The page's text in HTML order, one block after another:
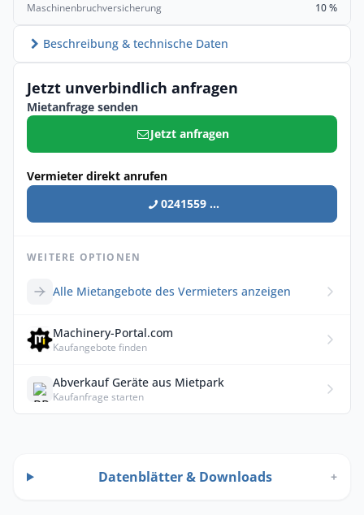
Maschinenbruchversicherung 10 %
Beschreibung & technische Daten
Jetzt unverbindlich anfragen
Mietanfrage senden
Jetzt anfragen
Vermieter direkt anrufen
0241559 ...
WEITERE OPTIONEN
Alle Mietangebote des Vermieters anzeigen
Machinery-Portal.com
Kaufangebote finden
Abverkauf Geräte aus Mietpark
Kaufanfrage starten
Datenblätter & Downloads +